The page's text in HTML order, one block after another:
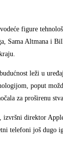
figure
Sama Altmana i
leži u
poput
za proširenu
izvršni direktor
telefoni još dugo